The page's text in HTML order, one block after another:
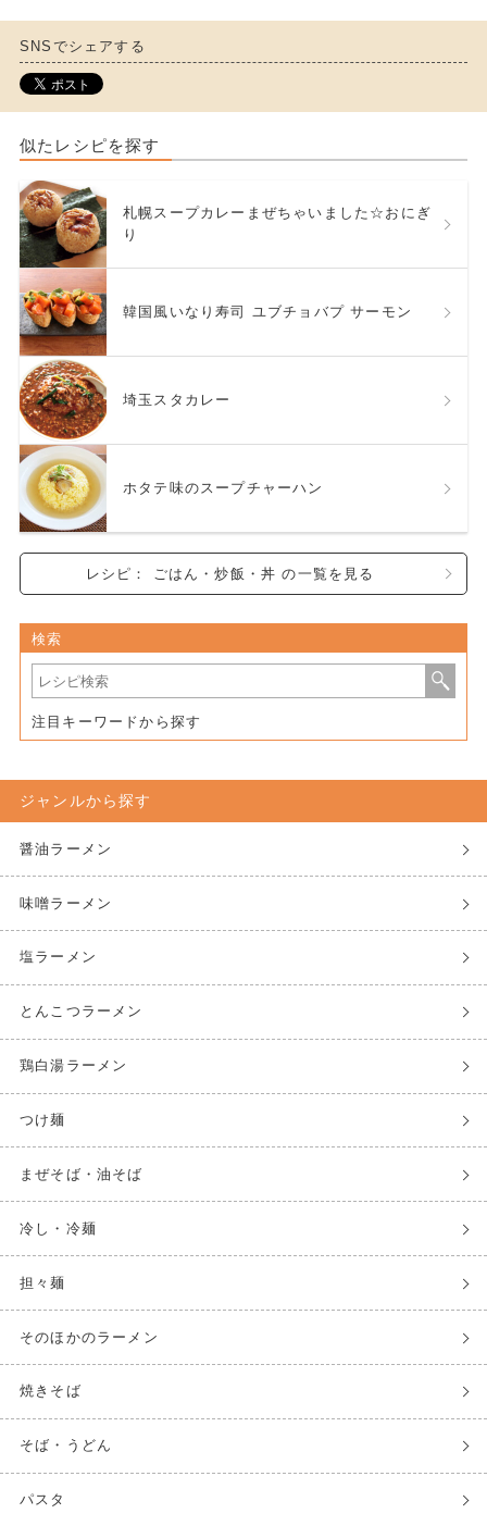
SNSでシェアする
似たレシピを探す
札幌スープカレーまぜちゃいました☆おにぎ
り
韓国風いなり寿司 ユブチョバプ サーモン
埼玉スタカレー
ホタテ味のスープチャーハン
レシピ： ごはん・炒飯・丼 の一覧を見る
検索
注目キーワードから探す
ジャンルから探す
醤油ラーメン
味噌ラーメン
塩ラーメン
とんこつラーメン
鶏白湯ラーメン
つけ麺
まぜそば・油そば
冷し・冷麺
担々麺
そのほかのラーメン
焼きそば
そば・うどん
パスタ